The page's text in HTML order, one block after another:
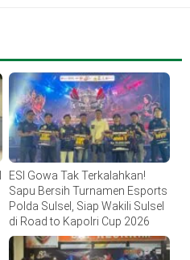
ESI Gowa Tak Terkalahkan!
Sapu Bersih Turnamen Esports
Polda Sulsel, Siap Wakili Sulsel
di Road to Kapolri Cup 2026